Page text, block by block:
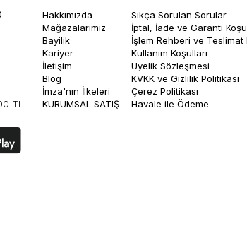
TL
Hakkımızda
Mağazalarımız
Bayilik
Kariyer
İletişim
Blog
İmza'nın İlkeleri
KURUMSAL SATIŞ
Sıkça Sorulan Sorular
İptal, İade ve Garanti
İşlem Rehberi ve Teslimat
Kullanım Koşulları
Üyelik Sözleşmesi
KVKK ve Gizlilik Politikası
Çerez Politikası
Havale ile Ödeme